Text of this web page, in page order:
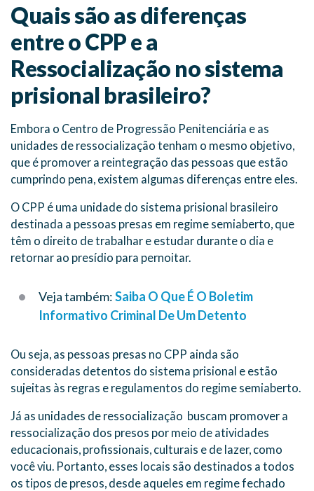
Quais são as diferenças
entre o CPP e a
Ressocialização no sistema
prisional brasileiro?
Embora o Centro de Progressão Penitenciária e as
unidades de ressocialização tenham o mesmo objetivo,
que é promover a reintegração das pessoas que estão
cumprindo pena, existem algumas diferenças entre eles.
O CPP é uma unidade do sistema prisional brasileiro
destinada a pessoas presas em regime semiaberto, que
têm o direito de trabalhar e estudar durante o dia e
retornar ao presídio para pernoitar.
Veja também:Saiba O Que É O Boletim
Informativo Criminal De Um Detento
Ou seja, as pessoas presas no CPP ainda são
consideradas detentos do sistema prisional e estão
sujeitas às regras e regulamentos do regime semiaberto.
Já as unidades de ressocialização buscam promover a
ressocialização dos presos por meio de atividades
educacionais, profissionais, culturais e de lazer, como
você viu. Portanto, esses locais são destinados a todos
os tipos de presos, desde aqueles em regime fechado